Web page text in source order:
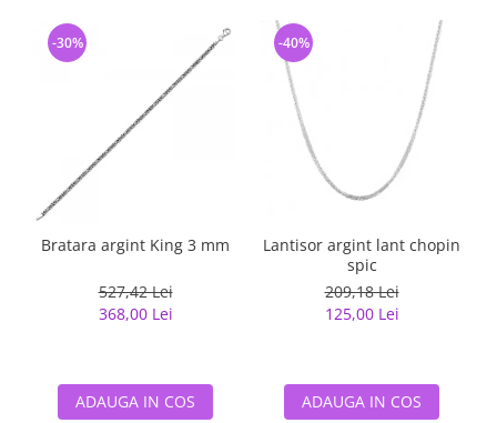
Bratara argint King 3 mm
527,42 Lei
368,00 Lei
-30%
ADAUGA IN COS
Lantisor argint lant chopin
spic
209,18 Lei
125,00 Lei
-40%
ADAUGA IN COS